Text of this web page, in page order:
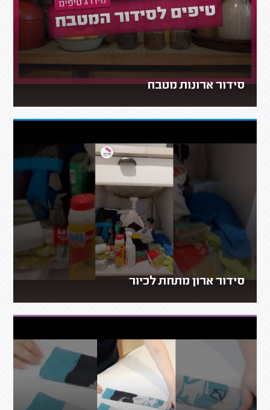
סידור ארונות מטבח
סידור ארון מתחת לכיור